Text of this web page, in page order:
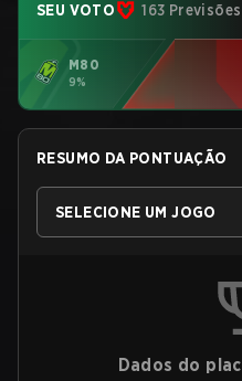
SEU VOTO 163 Previsões
M80
9%
RESUMO DA PONTUAÇÃO
SELECIONE UM JOGO
Dados do